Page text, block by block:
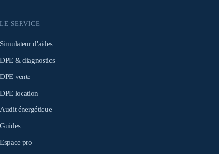
LE SERVICE
Simulateur d'aides
DPE & diagnostics
DPE vente
DPE location
Audit énergétique
Guides
Espace pro